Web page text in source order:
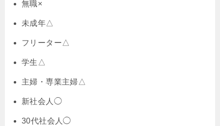
無職×
未成年△
フリーター△
学生△
主婦・専業主婦△
新社会人◯
30代社会人◯